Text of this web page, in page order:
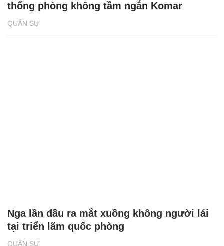
QUÂN SỰ
thống phòng không tầm ngắn Komar
QUÂN SỰ
Nga lần đầu ra mắt xuồng không người lái
tại triển lãm quốc phòng